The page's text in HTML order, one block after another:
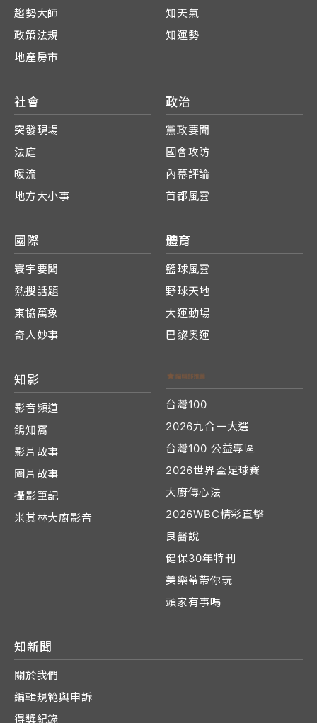
趨勢大師
政策法規
地產房市
知天氣
知運勢
社會
突發現場
法庭
暖流
地方大小事
政治
黨政要聞
國會攻防
內幕評論
首都風雲
國際
寰宇要聞
熱搜話題
東協萬象
奇人妙事
體育
籃球風雲
野球天地
大運動場
巴黎奧運
知影
影音頻道
鴿知窩
影片故事
圖片故事
攝影筆記
米其林大廚影音
台灣100
2026九合一大選
台灣100 公益專區
2026世界盃足球賽
大廚傳心法
2026WBC精彩直擊
良醫說
健保30年特刊
美樂蒂帶你玩
頭家有事嗎
知新聞
關於我們
編輯規範與申訴
得獎紀錄